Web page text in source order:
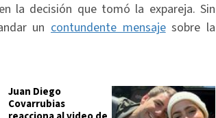
la decisión que tomó la expareja. Sin
un contundente mensajesobre la
Juan Diego
Covarrubias